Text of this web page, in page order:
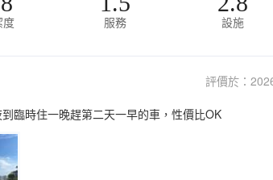
度 服務 設施
評價於：
臨時住一晚趕第二天一早的車，性價比OK